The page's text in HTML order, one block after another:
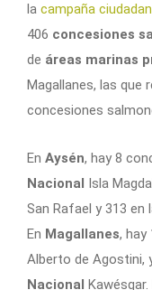
la campaña
406 concesiones
de áreas marinas
Magallanes, las que
concesiones
En Aysén, hay 8
Nacional
Isla
San Rafael y 313 en
En Magallanes, hay
Alberto de Agostini,
Nacional